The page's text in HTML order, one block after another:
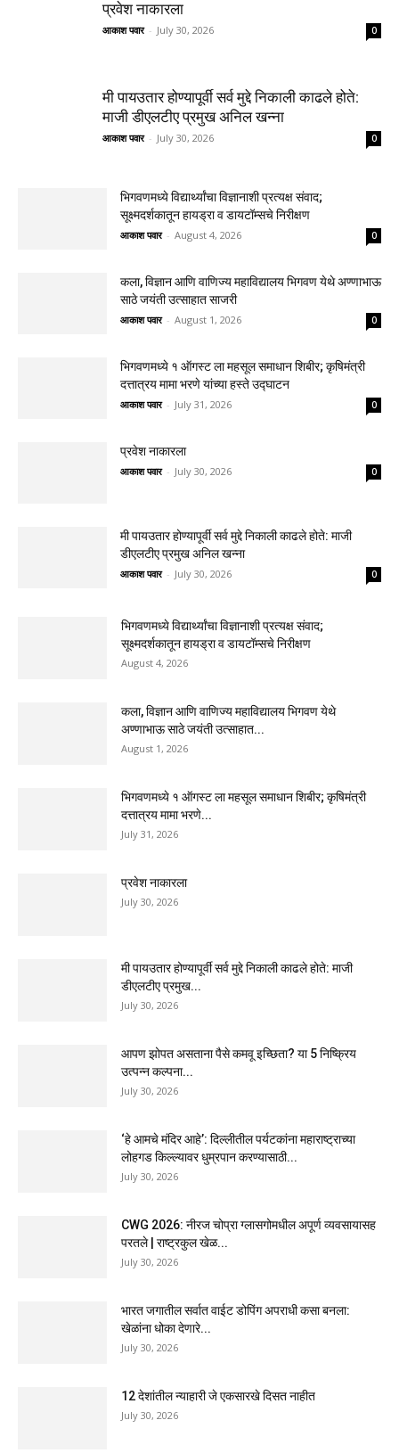
प्रवेश नाकारला
आकाश पवार - July 30, 2026 0
मी पायउतार होण्यापूर्वी सर्व मुद्दे निकाली काढले होते:
माजी डीएलटीए प्रमुख अनिल खन्ना
आकाश पवार - July 30, 2026 0
भिगवणमध्ये विद्यार्थ्यांचा विज्ञानाशी प्रत्यक्ष संवाद;
सूक्ष्मदर्शकातून हायड्रा व डायटॉम्सचे निरीक्षण
आकाश पवार - August 4, 2026 0
कला, विज्ञान आणि वाणिज्य महाविद्यालय भिगवण येथे अण्णाभाऊ
साठे जयंती उत्साहात साजरी
आकाश पवार - August 1, 2026 0
भिगवणमध्ये १ ऑगस्ट ला महसूल समाधान शिबीर; कृषिमंत्री
दत्तात्रय मामा भरणे यांच्या हस्ते उद्घाटन
आकाश पवार - July 31, 2026 0
प्रवेश नाकारला
आकाश पवार - July 30, 2026 0
मी पायउतार होण्यापूर्वी सर्व मुद्दे निकाली काढले होते: माजी
डीएलटीए प्रमुख अनिल खन्ना
आकाश पवार - July 30, 2026 0
भिगवणमध्ये विद्यार्थ्यांचा विज्ञानाशी प्रत्यक्ष संवाद;
सूक्ष्मदर्शकातून हायड्रा व डायटॉम्सचे निरीक्षण
August 4, 2026
कला, विज्ञान आणि वाणिज्य महाविद्यालय भिगवण येथे
अण्णाभाऊ साठे जयंती उत्साहात...
August 1, 2026
भिगवणमध्ये १ ऑगस्ट ला महसूल समाधान शिबीर; कृषिमंत्री
दत्तात्रय मामा भरणे...
July 31, 2026
प्रवेश नाकारला
July 30, 2026
मी पायउतार होण्यापूर्वी सर्व मुद्दे निकाली काढले होते: माजी
डीएलटीए प्रमुख...
July 30, 2026
आपण झोपत असताना पैसे कमवू इच्छिता? या 5 निष्क्रिय
उत्पन्न कल्पना...
July 30, 2026
‘हे आमचे मंदिर आहे’: दिल्लीतील पर्यटकांना महाराष्ट्राच्या
लोहगड किल्ल्यावर धुम्रपान करण्यासाठी...
July 30, 2026
CWG 2026: नीरज चोप्रा ग्लासगोमधील अपूर्ण व्यवसायासह
परतले | राष्ट्रकुल खेळ...
July 30, 2026
भारत जगातील सर्वात वाईट डोपिंग अपराधी कसा बनला:
खेळांना धोका देणारे...
July 30, 2026
12 देशांतील न्याहारी जे एकसारखे दिसत नाहीत
July 30, 2026